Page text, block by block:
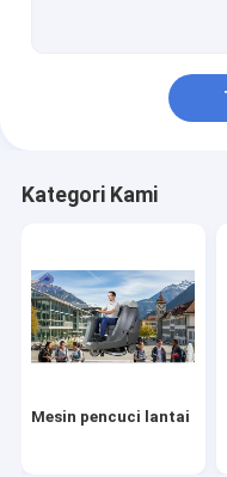
Skuter pembersih
Pemacu Udara
Kategori Kami
Mesin pencuci lantai